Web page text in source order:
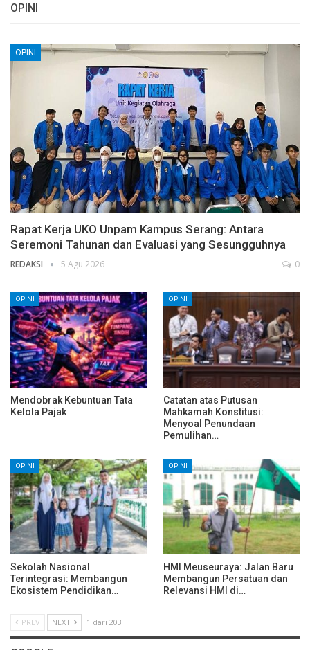
OPINI
OPINI
Rapat Kerja UKO Unpam Kampus Serang: Antara
Seremoni Tahunan dan Evaluasi yang Sesungguhnya
REDAKSI 5 Agu 2026 0
OPINI
Mendobrak Kebuntuan Tata
Kelola Pajak
OPINI
Catatan atas Putusan
Mahkamah Konstitusi:
Menyoal Penundaan
Pemulihan…
OPINI
Sekolah Nasional
Terintegrasi: Membangun
Ekosistem Pendidikan…
OPINI
HMI Meuseuraya: Jalan Baru
Membangun Persatuan dan
Relevansi HMI di…
PREV NEXT 1 dari 203